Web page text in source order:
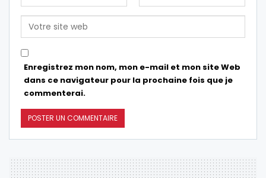
Enregistrez mon nom, mon e-mail et mon site Web
dans ce navigateur pour la prochaine fois que je
commenterai.